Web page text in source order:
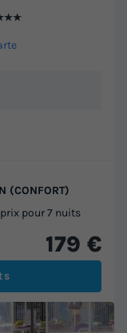
(CONFORT)
pour 7 nuits
179 €